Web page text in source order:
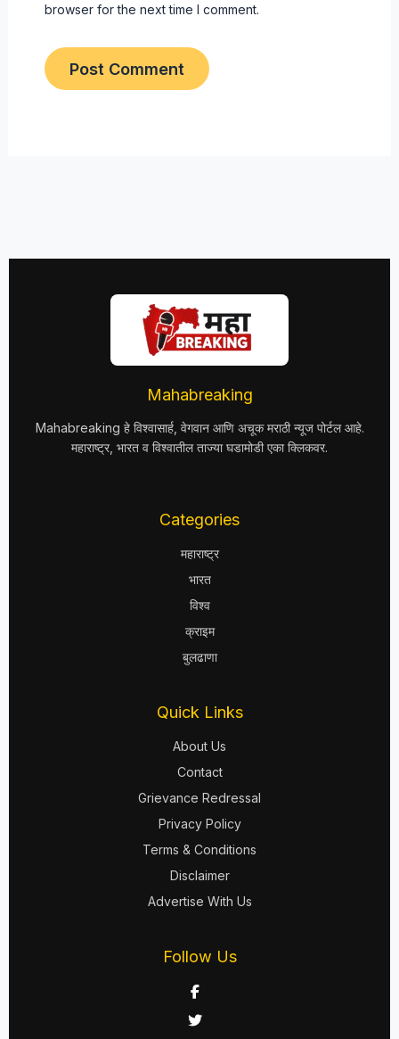
browser for the next time I comment.
Mahabreaking
Mahabreaking हे विश्वासार्ह, वेगवान आणि अचूक मराठी न्यूज पोर्टल आहे.
महाराष्ट्र, भारत व विश्वातील ताज्या घडामोडी एका क्लिकवर.
Categories
महाराष्ट्र
भारत
विश्व
क्राइम
बुलढाणा
Quick Links
About Us
Contact
Grievance Redressal
Privacy Policy
Terms & Conditions
Disclaimer
Advertise With Us
Follow Us